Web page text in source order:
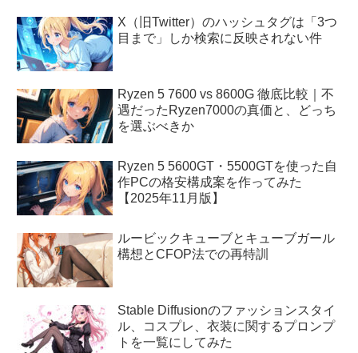
X（旧Twitter）のハッシュタグは「3つ
目まで」しか検索に反映されない件
Ryzen 5 7600 vs 8600G 徹底比較｜不
遇だったRyzen7000の真価と、どっち
を選ぶべきか
Ryzen 5 5600GT・5500GTを使った自
作PCの格安構成案を作ってみた
【2025年11月版】
ルービックキューブとキューブガール
構想とCFOP法での再特訓
Stable Diffusionのファッションスタイ
ル、コスプレ、衣装に関するプロンプ
トを一覧にしてみた